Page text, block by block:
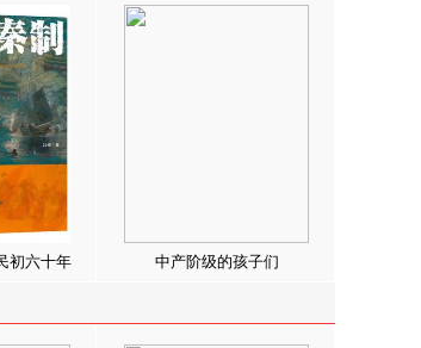
初六十年 中产阶级的孩子们